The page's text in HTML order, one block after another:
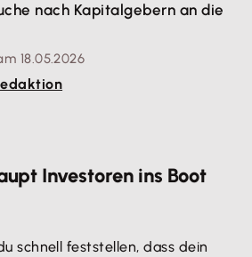
nach Kapitalgebern an die
18.05.2026
Investoren ins Boot
schnell feststellen, dass dein